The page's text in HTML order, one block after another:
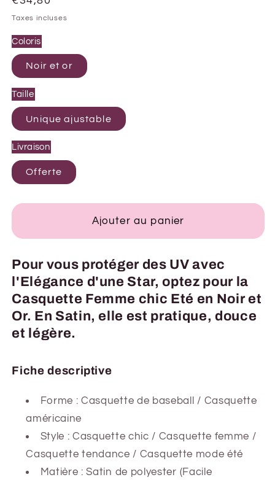
habituel
Taxes incluses
Coloris
Noir et or
Taille
Unique ajustable
Livraison
Offerte
Ajouter au panier
Pour vous protéger des UV avec
l'Elégance d'une Star, optez pour la
Casquette Femme chic Eté en Noir et
Or. En Satin, elle est pratique, douce
et légère.
Fiche descriptive
Forme : Casquette de baseball / Casquette
américaine
Style : Casquette chic / Casquette femme /
Casquette tendance / Casquette mode été
Matière : Satin de polyester (Facile